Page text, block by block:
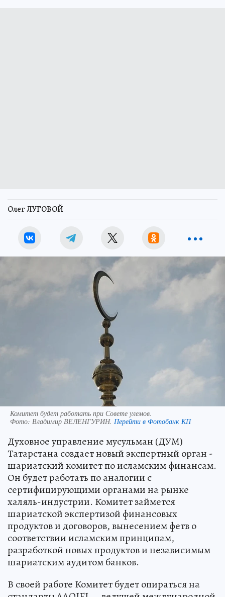
Олег ЛУГОВОЙ
Комитет будет работать при Совете улемов.
Фото: Владимир ВЕЛЕНГУРИН. Перейти в Фотобанк КП
Духовное управление мусульман (ДУМ)
Татарстана создает новый экспертный орган -
шариатский комитет по исламским финансам.
Он будет работать по аналогии с
сертифицирующими органами на рынке
халяль-индустрии. Комитет займется
шариатской экспертизой финансовых
продуктов и договоров, вынесением фетв о
соответствии исламским принципам,
разработкой новых продуктов и независимым
шариатским аудитом банков.
В своей работе Комитет будет опираться на